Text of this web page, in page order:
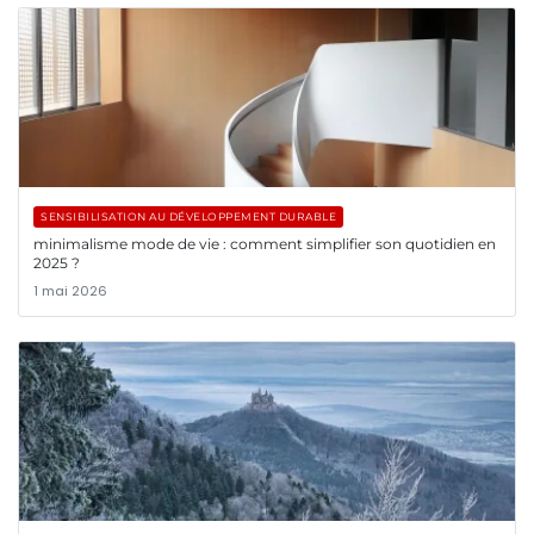
SENSIBILISATION AU DÉVELOPPEMENT DURABLE
minimalisme mode de vie : comment simplifier son quotidien en
2025 ?
1 mai 2026